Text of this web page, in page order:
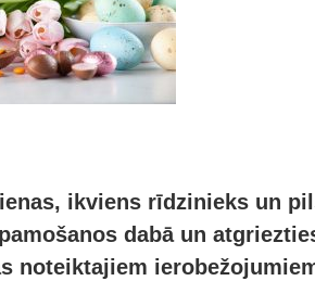
ikviens rīdzinieks un
dabā un
noteiktajiem